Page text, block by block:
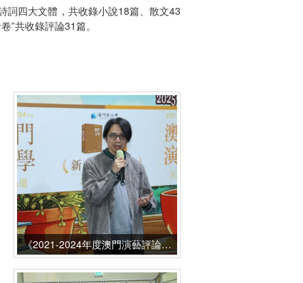
詞四大文體，共收錄小說18篇、散文43
”共收錄評論31篇。
《2021-2024年度澳門演藝評論選》主編莫兆忠介紹編選情況